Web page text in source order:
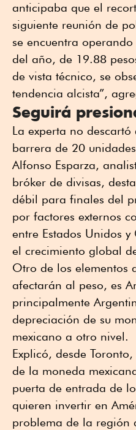
anticipaba que el
siguiente reunión de
se encuentra
del año, de 19.88
de vista técnico, se
tendencia alcista”,
Seguirá
La experta no
barrera de 20
Alfonso Esparza,
bróker de divisas,
débil para finales del
por factores externos
entre Estados Unidos
el crecimiento global
Otro de los elementos
afectarán al peso, es
principalmente
depreciación de su
mexicano a otro nivel.
Explicó, desde
de la moneda
puerta de entrada de
quieren invertir en
problema de la región